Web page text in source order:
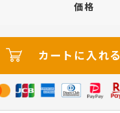
価格
カートに入れる